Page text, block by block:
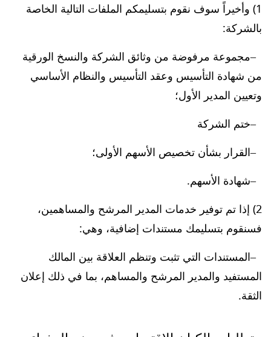
1) وأخيراً سوف نقوم بتسليمكم الملفات التالية الخاصة
بالشركة:
مجموعة مرفوضة من وثائق الشركة والنسخ الورقية
من شهادة التأسيس وعقد التأسيس والنظام الأساسي
وتعيين المدير الأول؛
ختم الشركة
القرار بشأن تخصيص الأسهم الأولى؛
شهادة الأسهم.
2) إذا تم توفير خدمات المدير المرشح والمساهمين،
فسنقوم بتسليمك مستندات إضافية، وهي:
المستندات التي تثبت وتنظم العلاقة بين المالك
المستفيد والمدير المرشح والمساهم، بما في ذلك إعلان
الثقة.